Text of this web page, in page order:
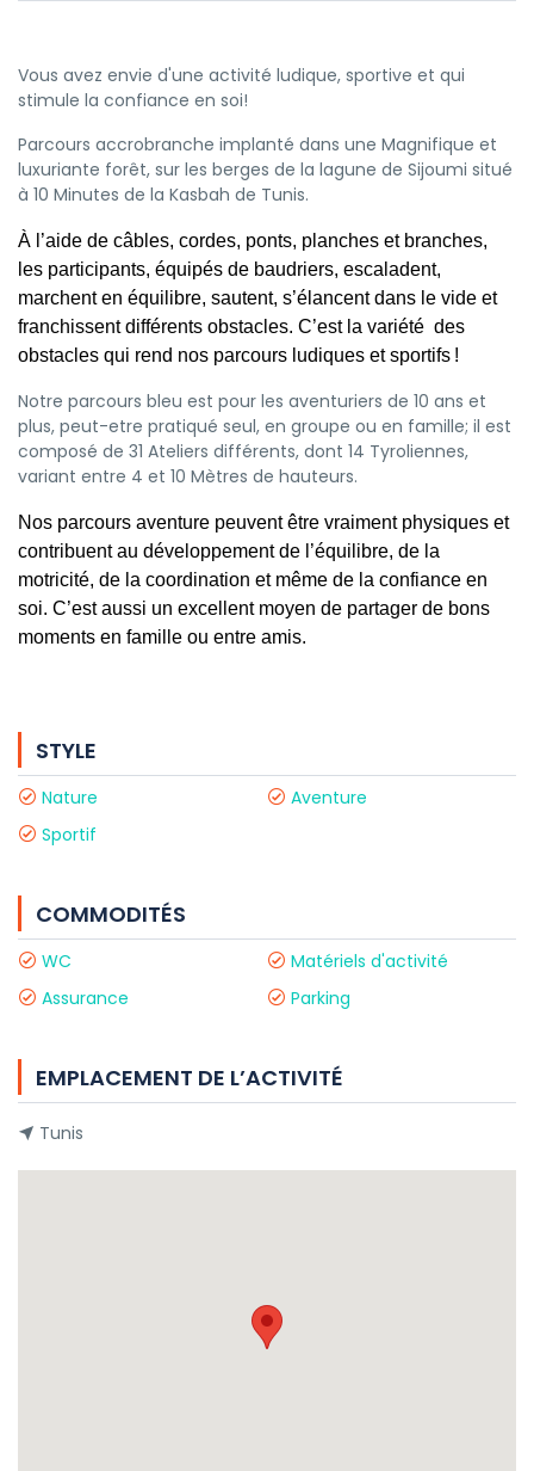
Vous avez envie d'une activité ludique, sportive et qui
stimule la confiance en soi!
Parcours accrobranche implanté dans une Magnifique et
luxuriante forêt, sur les berges de la lagune de Sijoumi situé
à 10 Minutes de la Kasbah de Tunis.
À l’aide de câbles, cordes, ponts, planches et branches,
les participants, équipés de baudriers, escaladent,
marchent en équilibre, sautent, s’élancent dans le vide et
franchissent différents obstacles. C’est la variété des
obstacles qui rend nos parcours ludiques et sportifs !
Notre parcours bleu est pour les aventuriers de 10 ans et
plus, peut-etre pratiqué seul, en groupe ou en famille; il est
composé de 31 Ateliers différents, dont 14 Tyroliennes,
variant entre 4 et 10 Mètres de hauteurs.
Nos parcours aventure peuvent être vraiment physiques et
contribuent au développement de l’équilibre, de la
motricité, de la coordination et même de la confiance en
soi. C’est aussi un excellent moyen de partager de bons
moments en famille ou entre amis.
STYLE
Nature
Aventure
Sportif
COMMODITÉS
WC
Matériels d'activité
Assurance
Parking
EMPLACEMENT DE L’ACTIVITÉ
Tunis